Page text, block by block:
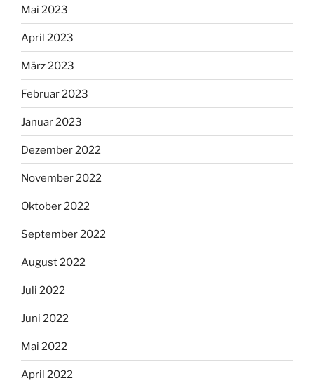
Mai 2023
April 2023
März 2023
Februar 2023
Januar 2023
Dezember 2022
November 2022
Oktober 2022
September 2022
August 2022
Juli 2022
Juni 2022
Mai 2022
April 2022